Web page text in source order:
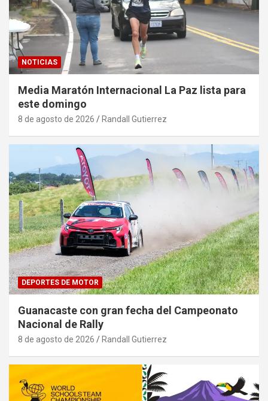
NOTICIAS
Media Maratón Internacional La Paz lista para
este domingo
8 de agosto de 2026 Randall Gutierrez
DEPORTES DE MOTOR
Guanacaste con gran fecha del Campeonato
Nacional de Rally
8 de agosto de 2026 Randall Gutierrez